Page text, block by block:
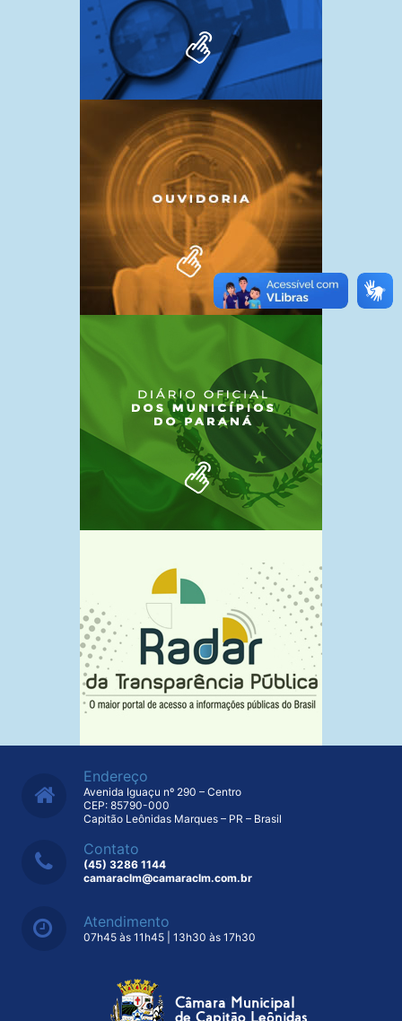
Endereço
Avenida Iguaçu nº 290 – Centro
CEP: 85790-000
Capitão Leônidas Marques – PR – Brasil
Contato
(45) 3286 1144
camaraclm@camaraclm.com.br
Atendimento
07h45 às 11h45 | 13h30 às 17h30